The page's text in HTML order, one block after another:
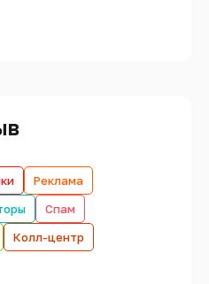
Реклама
Спам
Колл-центр